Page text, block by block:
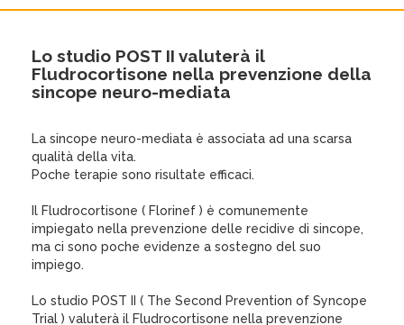
Lo studio POST II valuterà il
Fludrocortisone nella prevenzione della
sincope neuro-mediata
La sincope neuro-mediata è associata ad una scarsa
qualità della vita.
Poche terapie sono risultate efficaci.
Il Fludrocortisone ( Florinef ) è comunemente
impiegato nella prevenzione delle recidive di sincope,
ma ci sono poche evidenze a sostegno del suo
impiego.
Lo studio POST II ( The Second Prevention of Syncope
Trial ) valuterà il Fludrocortisone nella prevenzione